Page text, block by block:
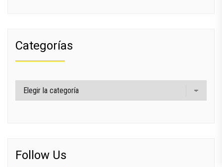
Categorías
Categorías
Follow Us